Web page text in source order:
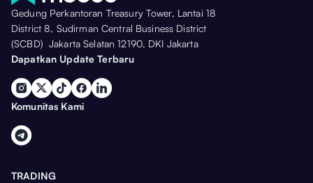
Gedung Perkantoran Treasury Tower, Lantai 18
District 8, Sudirman Central Business District
(SCBD) Jakarta Selatan 12190, DKI Jakarta
Dapatkan Update Terbaru
Komunitas Kami
TRADING